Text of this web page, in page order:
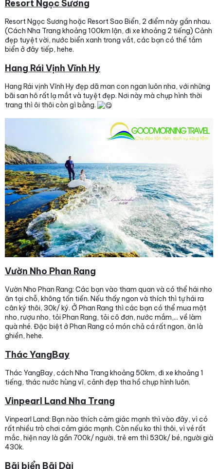
Resort Ngọc Sương
Resort Ngọc Sương hoặc Resort Sao Biển, 2 điểm này gần nhau.
(Cách Nha Trang khoảng 100km lận, đi xe khoảng 2 tiếng) Cảnh
đẹp tuyệt vời, nước biển xanh trong vắt, các bạn có thể tắm
biển ở đây tiếp, hehe.
Hang Rái Vịnh Vĩnh Hy
Hang Rái vịnh Vĩnh Hy đẹp dã man con ngan luôn nha, với những
bãi san hô rất lạ mắt và tuyệt đẹp. Nơi này mà chụp hình thời
trang thì ôi thôi còn gì bằng.
Vườn Nho Phan Rang
Vườn Nho Phan Rang: Các bạn vào tham quan và có thể hái nho
ăn tại chỗ, không tốn tiền. Nếu thấy ngon và thích thì tự hái ra
cân ký thôi, 30k/ ký. Ở Phan Rang thì các bạn có thể mua mật
nho, rượu nho, tỏi Phan Rang, tỏi cô đơn, nước mắm,... về làm
quà nhé. Đặc biệt ở Phan Rang có món chả cá rất ngon, ăn là
ghiền, hehe.
Thác YangBay
Thác YangBay, cách Nha Trang khoảng 50km, đi xe khoảng 1
tiếng, thác nước hùng vĩ, cảnh đẹp tha hồ chụp hình luôn.
Vinpearl Land Nha Trang
Vinpearl Land: Bạn nào thích cảm giác mạnh thì vào đây, vì có
rất nhiều trò chơi cảm giác mạnh. Còn nếu ko thì thôi, vì vé rất
mắc, hiện nay là gần 700k/ người, trẻ em thì 530k/ bé, người già
430k.
Bãi biển Bãi Dài